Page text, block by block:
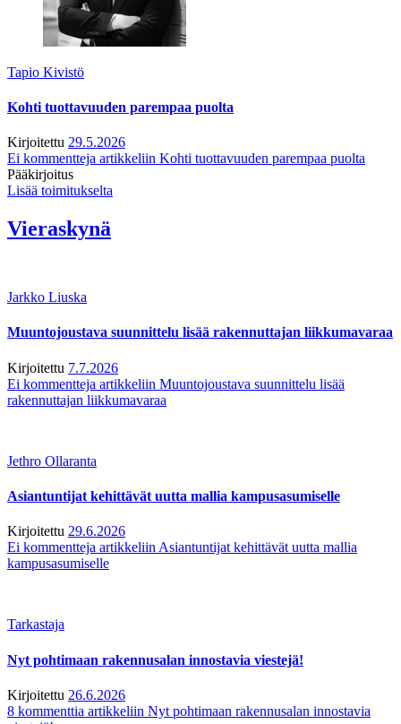
Tapio Kivistö
Kohti tuottavuuden parempaa puolta
Kirjoitettu 29.5.2026
Ei kommentteja artikkeliin Kohti tuottavuuden parempaa puolta
Pääkirjoitus
Lisää toimitukselta
Vieraskynä
Jarkko Liuska
Muuntojoustava suunnittelu lisää rakennuttajan liikkumavaraa
Kirjoitettu 7.7.2026
Ei kommentteja artikkeliin Muuntojoustava suunnittelu lisää
rakennuttajan liikkumavaraa
Jethro Ollaranta
Asiantuntijat kehittävät uutta mallia kampusasumiselle
Kirjoitettu 29.6.2026
Ei kommentteja artikkeliin Asiantuntijat kehittävät uutta mallia
kampusasumiselle
Tarkastaja
Nyt pohtimaan rakennusalan innostavia viestejä!
Kirjoitettu 26.6.2026
8 kommenttia artikkeliin Nyt pohtimaan rakennusalan innostavia